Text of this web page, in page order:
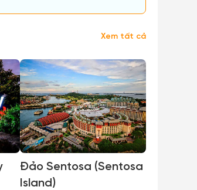
Xem tất cả
Đảo Sentosa (Sentosa
Island)